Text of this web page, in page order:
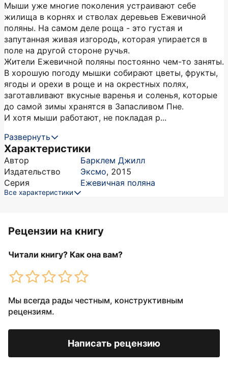
Мыши уже многие поколения устраивают себе
жилища в корнях и стволах деревьев Ежевичной
поляны. На самом деле роща - это густая и
запутанная живая изгородь, которая упирается в
поле на другой стороне ручья.
Жители Ежевичной поляны постоянно чем-то заняты.
В хорошую погоду мышки собирают цветы, фрукты,
ягоды и орехи в роще и на окрестных полях,
заготавливают вкусные варенья и соленья, которые
до самой зимы хранятся в Запасливом Пне.
И хотя мыши работают, не покладая р...
Развернуть
Характеристики
Автор
Барклем Джилл
Издательство
Эксмо, 2015
Серия
Ежевичная поляна
Все характеристики
Рецензии на книгу
Читали книгу? Как она вам?
Мы всегда рады честным, конструктивным
рецензиям.
Написать рецензию